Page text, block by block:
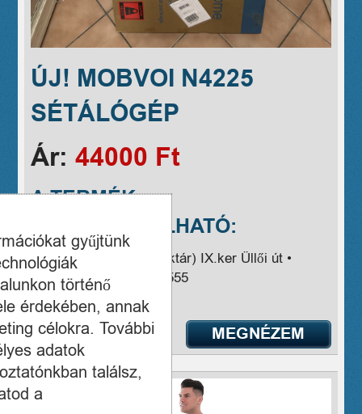
ÚJ! MOBVOI N4225
SÉTÁLÓGÉP
Ár:44000 Ft
A TERMÉK
MEGVÁSÁROLHATÓ:
Cím:Budapest IX., (raktár) IX.ker Üllői út •
Telefon:+36-70 433-7555
MEGNÉZEM
gyűjtünk
történő
érdekében, annak
célokra. További
adatok
találsz,
a